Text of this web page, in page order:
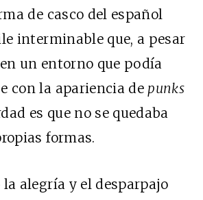
de casco del español
interminable que, a pesar
un entorno que podía
con la apariencia de punks
es que no se quedaba
formas.
la alegría y el desparpajo